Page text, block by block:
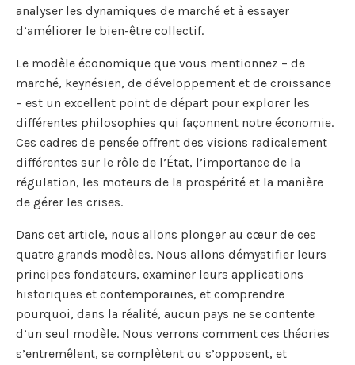
analyser les dynamiques de marché et à essayer
d’améliorer le bien-être collectif.
Le modèle économique que vous mentionnez – de
marché, keynésien, de développement et de croissance
– est un excellent point de départ pour explorer les
différentes philosophies qui façonnent notre économie.
Ces cadres de pensée offrent des visions radicalement
différentes sur le rôle de l’État, l’importance de la
régulation, les moteurs de la prospérité et la manière
de gérer les crises.
Dans cet article, nous allons plonger au cœur de ces
quatre grands modèles. Nous allons démystifier leurs
principes fondateurs, examiner leurs applications
historiques et contemporaines, et comprendre
pourquoi, dans la réalité, aucun pays ne se contente
d’un seul modèle. Nous verrons comment ces théories
s’entremêlent, se complètent ou s’opposent, et